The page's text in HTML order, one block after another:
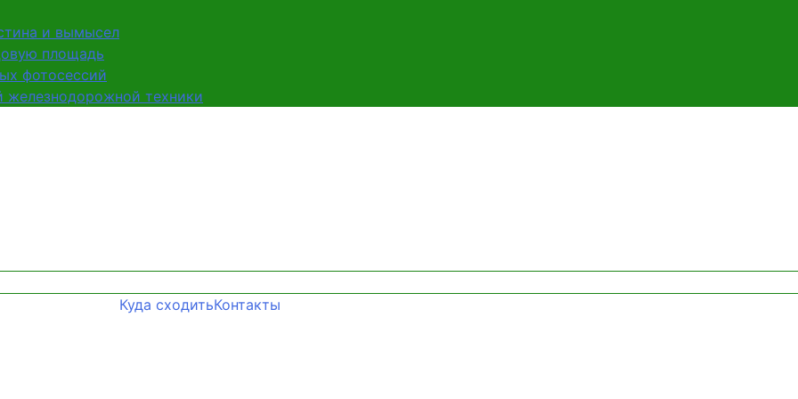
и вымысел
площадь
фотосессий
железнодорожной техники
Куда сходитьКонтакты